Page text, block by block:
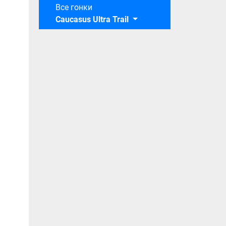
Все гонки
Caucasus Ultra Trail